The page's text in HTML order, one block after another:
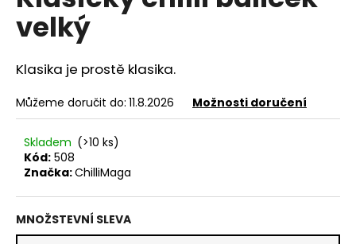
z
hvězdiček.
velký
Klasika je prostě klasika.
Můžeme doručit do: 11.8.2026 Možnosti doručení
Skladem (>10 ks)
Kód: 508
Značka:ChilliMaga
MNOŽSTEVNÍ SLEVA
n
j
í
t
?